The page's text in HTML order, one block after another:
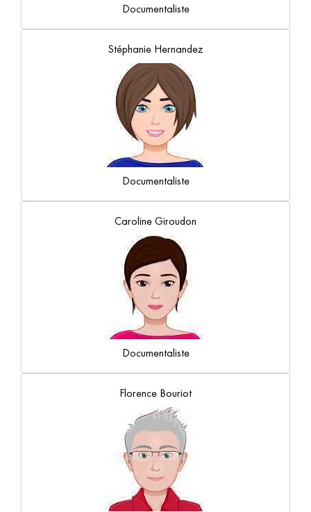
Documentaliste
Stéphanie Hernandez
Documentaliste
Caroline Giroudon
Documentaliste
Florence Bouriot